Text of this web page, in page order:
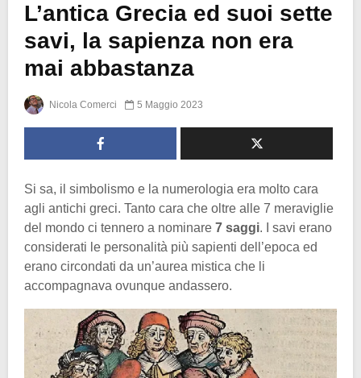
L’antica Grecia ed suoi sette
savi, la sapienza non era
mai abbastanza
Nicola Comerci 5 Maggio 2023
Si sa, il simbolismo e la numerologia era molto cara
agli antichi greci. Tanto cara che oltre alle 7 meraviglie
del mondo ci tennero a nominare 7 saggi. I savi erano
considerati le personalità più sapienti dell’epoca ed
erano circondati da un’aurea mistica che li
accompagnava ovunque andassero.